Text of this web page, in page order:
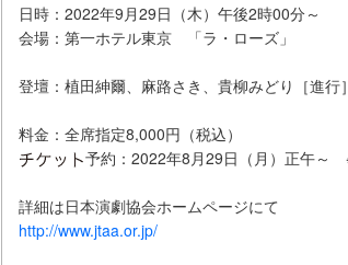
日時：2022年9月29日（木）午後2時00分～
会場：第一ホテル東京 「ラ・ローズ」
登壇：植田紳爾、麻路さき、貴柳みどり［進行］
料金：全席指定8,000円（税込）
予約：2022年8月29日（月）正午～
詳細は日本演劇協会ホームページにて
http://www.jtaa.or.jp/